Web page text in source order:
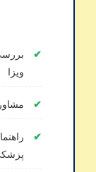
ویزا